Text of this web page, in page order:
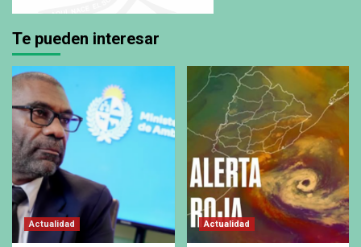
Te pueden interesar
Actualidad Actualidad